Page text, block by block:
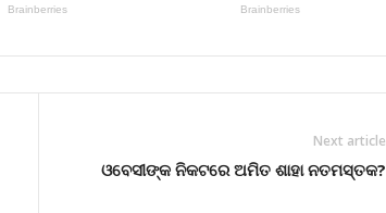
Next article
ଓବେସୀଙ୍କ ନିକଟରେ ଅମିତ ଶାହା ନତମସ୍ତକ?